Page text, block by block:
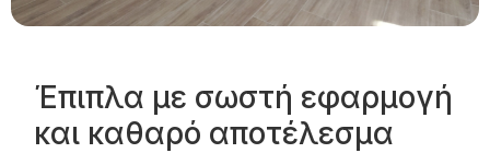
Έπιπλα με σωστή εφαρμογή
και καθαρό αποτέλεσμα